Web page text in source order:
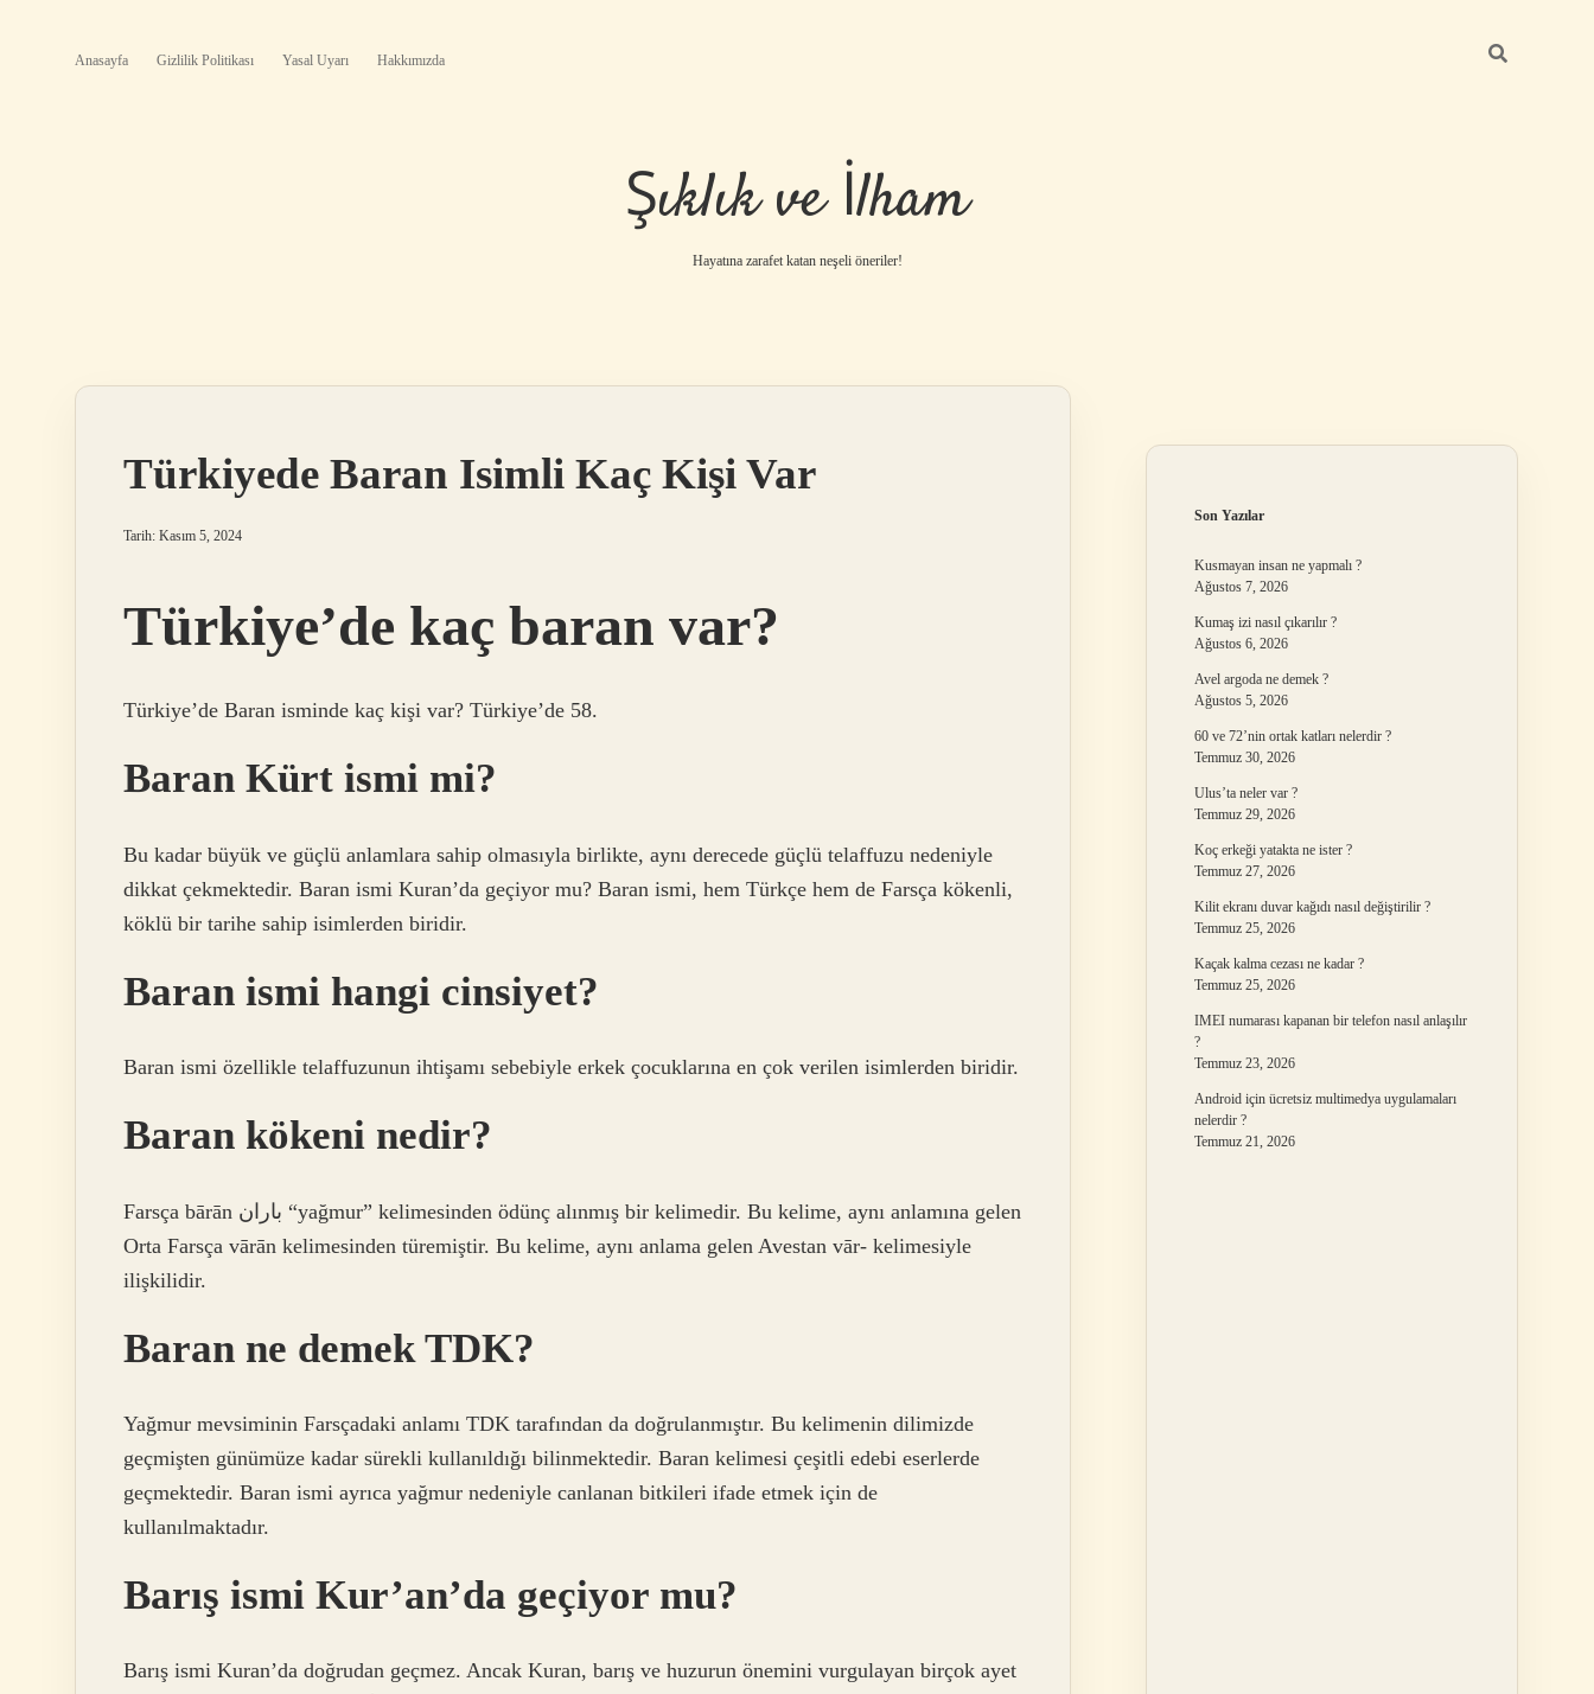
Anasayfa Gizlilik Politikası Yasal Uyarı Hakkımızda
Şıklık ve İlham
Hayatına zarafet katan neşeli öneriler!
Türkiyede Baran Isimli Kaç Kişi Var
Tarih: Kasım 5, 2024
Türkiye’de kaç baran var?
Türkiye’de Baran isminde kaç kişi var? Türkiye’de 58.
Baran Kürt ismi mi?
Bu kadar büyük ve güçlü anlamlara sahip olmasıyla birlikte, aynı derecede güçlü telaffuzu nedeniyle
dikkat çekmektedir. Baran ismi Kuran’da geçiyor mu? Baran ismi, hem Türkçe hem de Farsça kökenli,
köklü bir tarihe sahip isimlerden biridir.
Baran ismi hangi cinsiyet?
Baran ismi özellikle telaffuzunun ihtişamı sebebiyle erkek çocuklarına en çok verilen isimlerden biridir.
Baran kökeni nedir?
Farsça bārān باران “yağmur” kelimesinden ödünç alınmış bir kelimedir. Bu kelime, aynı anlamına gelen
Orta Farsça vārān kelimesinden türemiştir. Bu kelime, aynı anlama gelen Avestan vār- kelimesiyle
ilişkilidir.
Baran ne demek TDK?
Yağmur mevsiminin Farsçadaki anlamı TDK tarafından da doğrulanmıştır. Bu kelimenin dilimizde
geçmişten günümüze kadar sürekli kullanıldığı bilinmektedir. Baran kelimesi çeşitli edebi eserlerde
geçmektedir. Baran ismi ayrıca yağmur nedeniyle canlanan bitkileri ifade etmek için de
kullanılmaktadır.
Barış ismi Kur’an’da geçiyor mu?
Barış ismi Kuran’da doğrudan geçmez. Ancak Kuran, barış ve huzurun önemini vurgulayan birçok ayet
Son Yazılar
Kusmayan insan ne yapmalı ?
Ağustos 7, 2026
Kumaş izi nasıl çıkarılır ?
Ağustos 6, 2026
Avel argoda ne demek ?
Ağustos 5, 2026
60 ve 72’nin ortak katları nelerdir ?
Temmuz 30, 2026
Ulus’ta neler var ?
Temmuz 29, 2026
Koç erkeği yatakta ne ister ?
Temmuz 27, 2026
Kilit ekranı duvar kağıdı nasıl değiştirilir ?
Temmuz 25, 2026
Kaçak kalma cezası ne kadar ?
Temmuz 25, 2026
IMEI numarası kapanan bir telefon nasıl anlaşılır
?
Temmuz 23, 2026
Android için ücretsiz multimedya uygulamaları
nelerdir ?
Temmuz 21, 2026